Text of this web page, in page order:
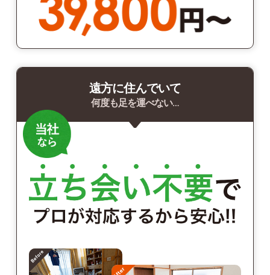
遠方に住んでいて
何度も足を運べない…